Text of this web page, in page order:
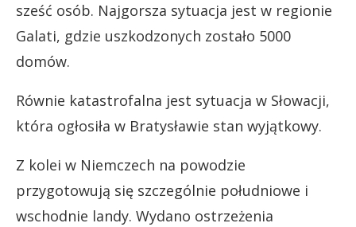
sześć osób. Najgorsza sytuacja jest w regionie
Galati, gdzie uszkodzonych zostało 5000
domów.
Równie katastrofalna jest sytuacja w Słowacji,
która ogłosiła w Bratysławie stan wyjątkowy.
Z kolei w Niemczech na powodzie
przygotowują się szczególnie południowe i
wschodnie landy. Wydano ostrzeżenia